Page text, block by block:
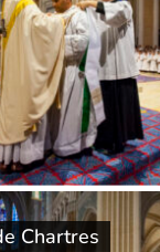
Chartres